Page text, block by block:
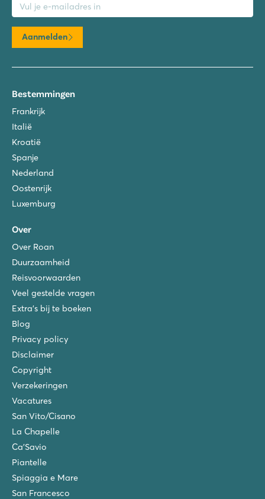
Aanmelden
Bestemmingen
Frankrijk
Italië
Kroatië
Spanje
Nederland
Oostenrijk
Luxemburg
Over
Over Roan
Duurzaamheid
Reisvoorwaarden
Veel gestelde vragen
Extra's bij te boeken
Blog
Privacy policy
Disclaimer
Copyright
Verzekeringen
Vacatures
San Vito/Cisano
La Chapelle
Ca'Savio
Piantelle
Spiaggia e Mare
San Francesco